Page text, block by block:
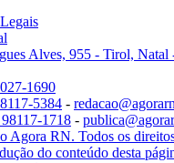
Alves, 955 - Tirol,
1690
5384 -
1718 -
Agora RN. Todos os
do conteúdo desta